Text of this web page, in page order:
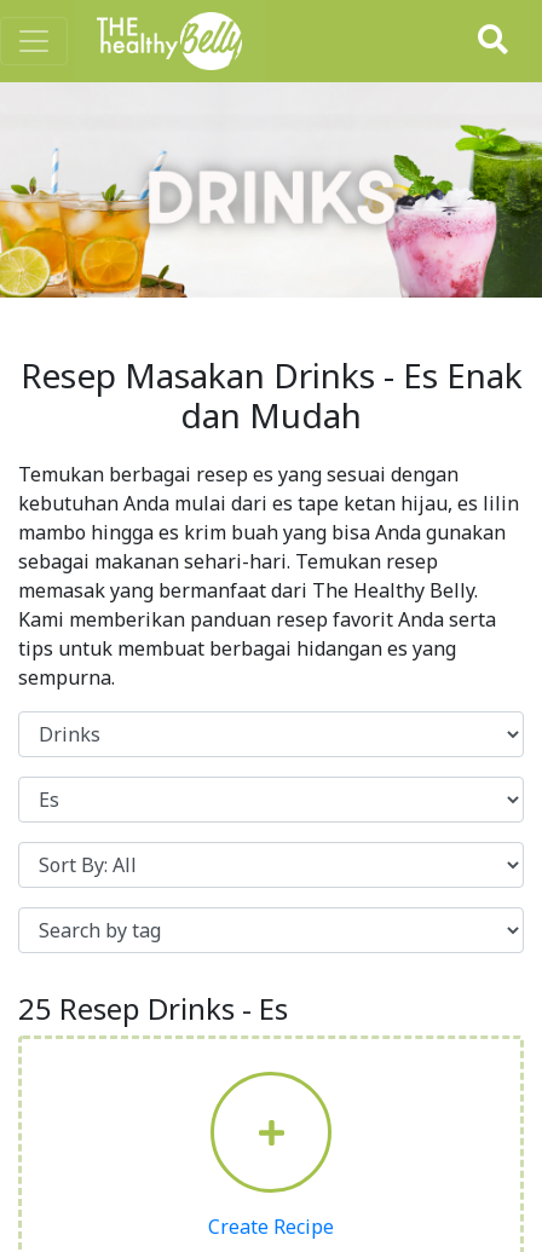
Resep Masakan Drinks - Es Enak
dan Mudah
Temukan berbagai resep es yang sesuai dengan
kebutuhan Anda mulai dari es tape ketan hijau, es lilin
mambo hingga es krim buah yang bisa Anda gunakan
sebagai makanan sehari-hari. Temukan resep
memasak yang bermanfaat dari The Healthy Belly.
Kami memberikan panduan resep favorit Anda serta
tips untuk membuat berbagai hidangan es yang
sempurna.
25 Resep Drinks - Es
Create Recipe